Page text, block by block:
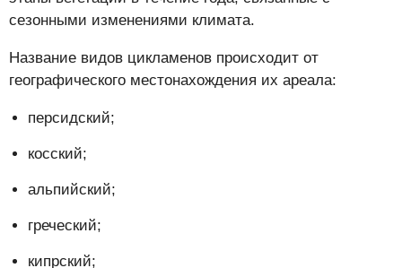
сезонными изменениями климата.
Название видов цикламенов происходит от
географического местонахождения их ареала:
персидский;
косский;
альпийский;
греческий;
кипрский;